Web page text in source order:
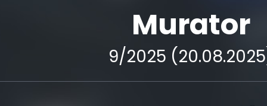
Murator
9/2025